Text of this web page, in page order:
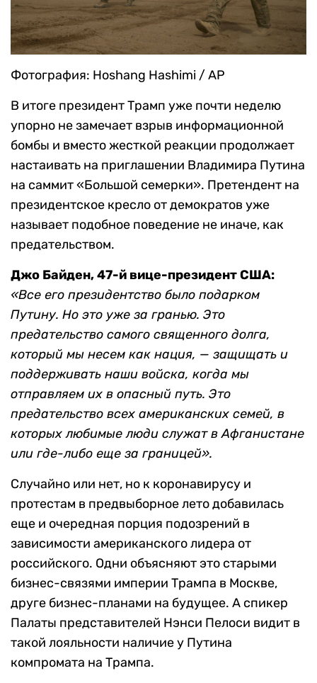
Фотография: Hoshang Hashimi / AP
В итоге президент Трамп уже почти неделю
упорно не замечает взрыв информационной
бомбы и вместо жесткой реакции продолжает
настаивать на приглашении Владимира Путина
на саммит «Большой семерки». Претендент на
президентское кресло от демократов уже
называет подобное поведение не иначе, как
предательством.
Джо Байден, 47-й вице-президент США:
«Все его президентство было подарком
Путину. Но это уже за гранью. Это
предательство самого священного долга,
который мы несем как нация, — защищать и
поддерживать наши войска, когда мы
отправляем их в опасный путь. Это
предательство всех американских семей, в
которых любимые люди служат в Афганистане
или где-либо еще за границей».
Случайно или нет, но к коронавирусу и
протестам в предвыборное лето добавилась
еще и очередная порция подозрений в
зависимости американского лидера от
российского. Одни объясняют это старыми
бизнес-связями империи Трампа в Москве,
друге бизнес-планами на будущее. А спикер
Палаты представителей Нэнси Пелоси видит в
такой лояльности наличие у Путина
компромата на Трампа.